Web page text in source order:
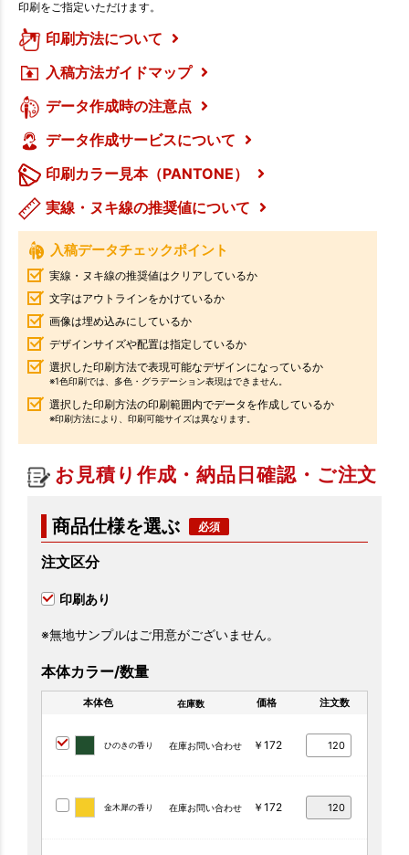
印刷をご指定いただけます。
印刷方法について
入稿方法ガイドマップ
データ作成時の注意点
データ作成サービスについて
印刷カラー見本（PANTONE）
実線・ヌキ線の推奨値について
入稿データチェックポイント
実線・ヌキ線の推奨値はクリアしているか
文字はアウトラインをかけているか
画像は埋め込みにしているか
デザインサイズや配置は指定しているか
選択した印刷方法で表現可能なデザインになっているか
※1色印刷では、多色・グラデーション表現はできません。
選択した印刷方法の印刷範囲内でデータを作成しているか
※印刷方法により、印刷可能サイズは異なります。
お見積り作成・納品日確認・ご注文
商品仕様を選ぶ
注文区分
印刷あり
※無地サンプルはご用意がございません。
本体カラー/数量
本体色 在庫数 価格 注文数
ひのきの香り 在庫お問い合わせ ￥172
金木犀の香り 在庫お問い合わせ ￥172